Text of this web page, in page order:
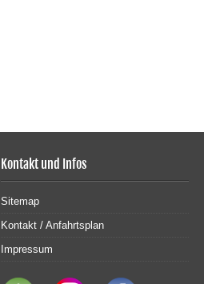
Kontakt und Infos
Sitemap
Kontakt / Anfahrtsplan
Impressum